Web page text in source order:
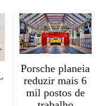
Porsche planeia
reduzir mais 6
mil postos de